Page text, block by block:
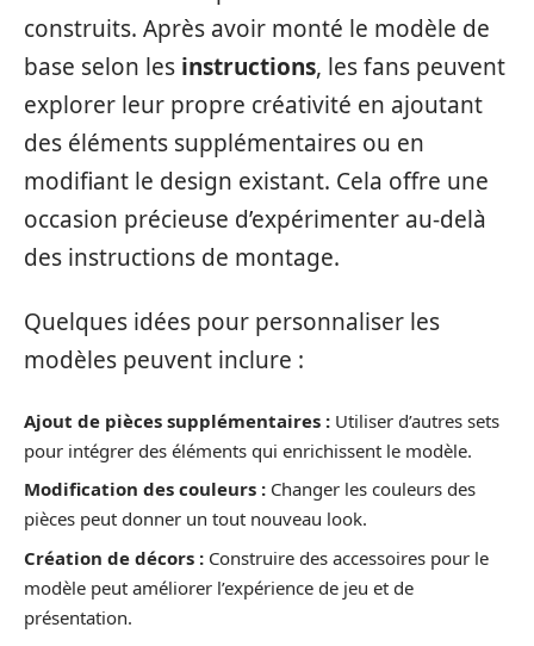
construits. Après avoir monté le modèle de
base selon les instructions, les fans peuvent
explorer leur propre créativité en ajoutant
des éléments supplémentaires ou en
modifiant le design existant. Cela offre une
occasion précieuse d’expérimenter au-delà
des instructions de montage.
Quelques idées pour personnaliser les
modèles peuvent inclure :
Ajout de pièces supplémentaires : Utiliser d’autres sets
pour intégrer des éléments qui enrichissent le modèle.
Modification des couleurs : Changer les couleurs des
pièces peut donner un tout nouveau look.
Création de décors : Construire des accessoires pour le
modèle peut améliorer l’expérience de jeu et de
présentation.